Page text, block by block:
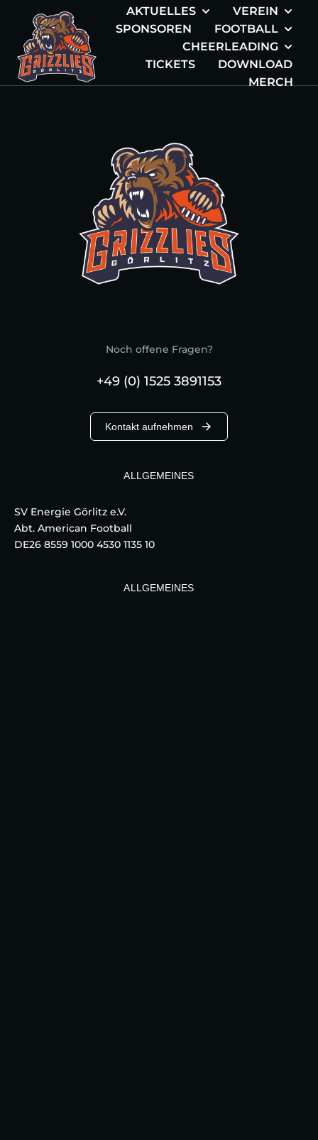
AKTUELLES
VEREIN
SPONSOREN
FOOTBALL
CHEERLEADING
TICKETS
DOWNLOAD
MERCH
Noch offene Fragen?
+49 (0) 1525 3891153
Kontakt aufnehmen
ALLGEMEINES
SV Energie Görlitz e.V.
Abt. American Football
DE26 8559 1000 4530 1135 10
ALLGEMEINES